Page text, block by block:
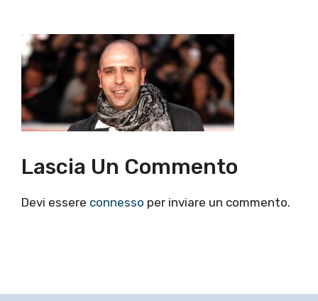
Lascia Un Commento
Devi essere connesso per inviare un commento.